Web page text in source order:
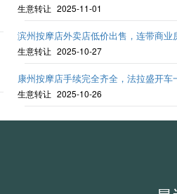
生意转让 2025-11-01
滨州按摩店外卖店低价出售，连带商业
生意转让 2025-10-27
康州按摩店手续完全齐全，法拉盛开车
生意转让 2025-10-26